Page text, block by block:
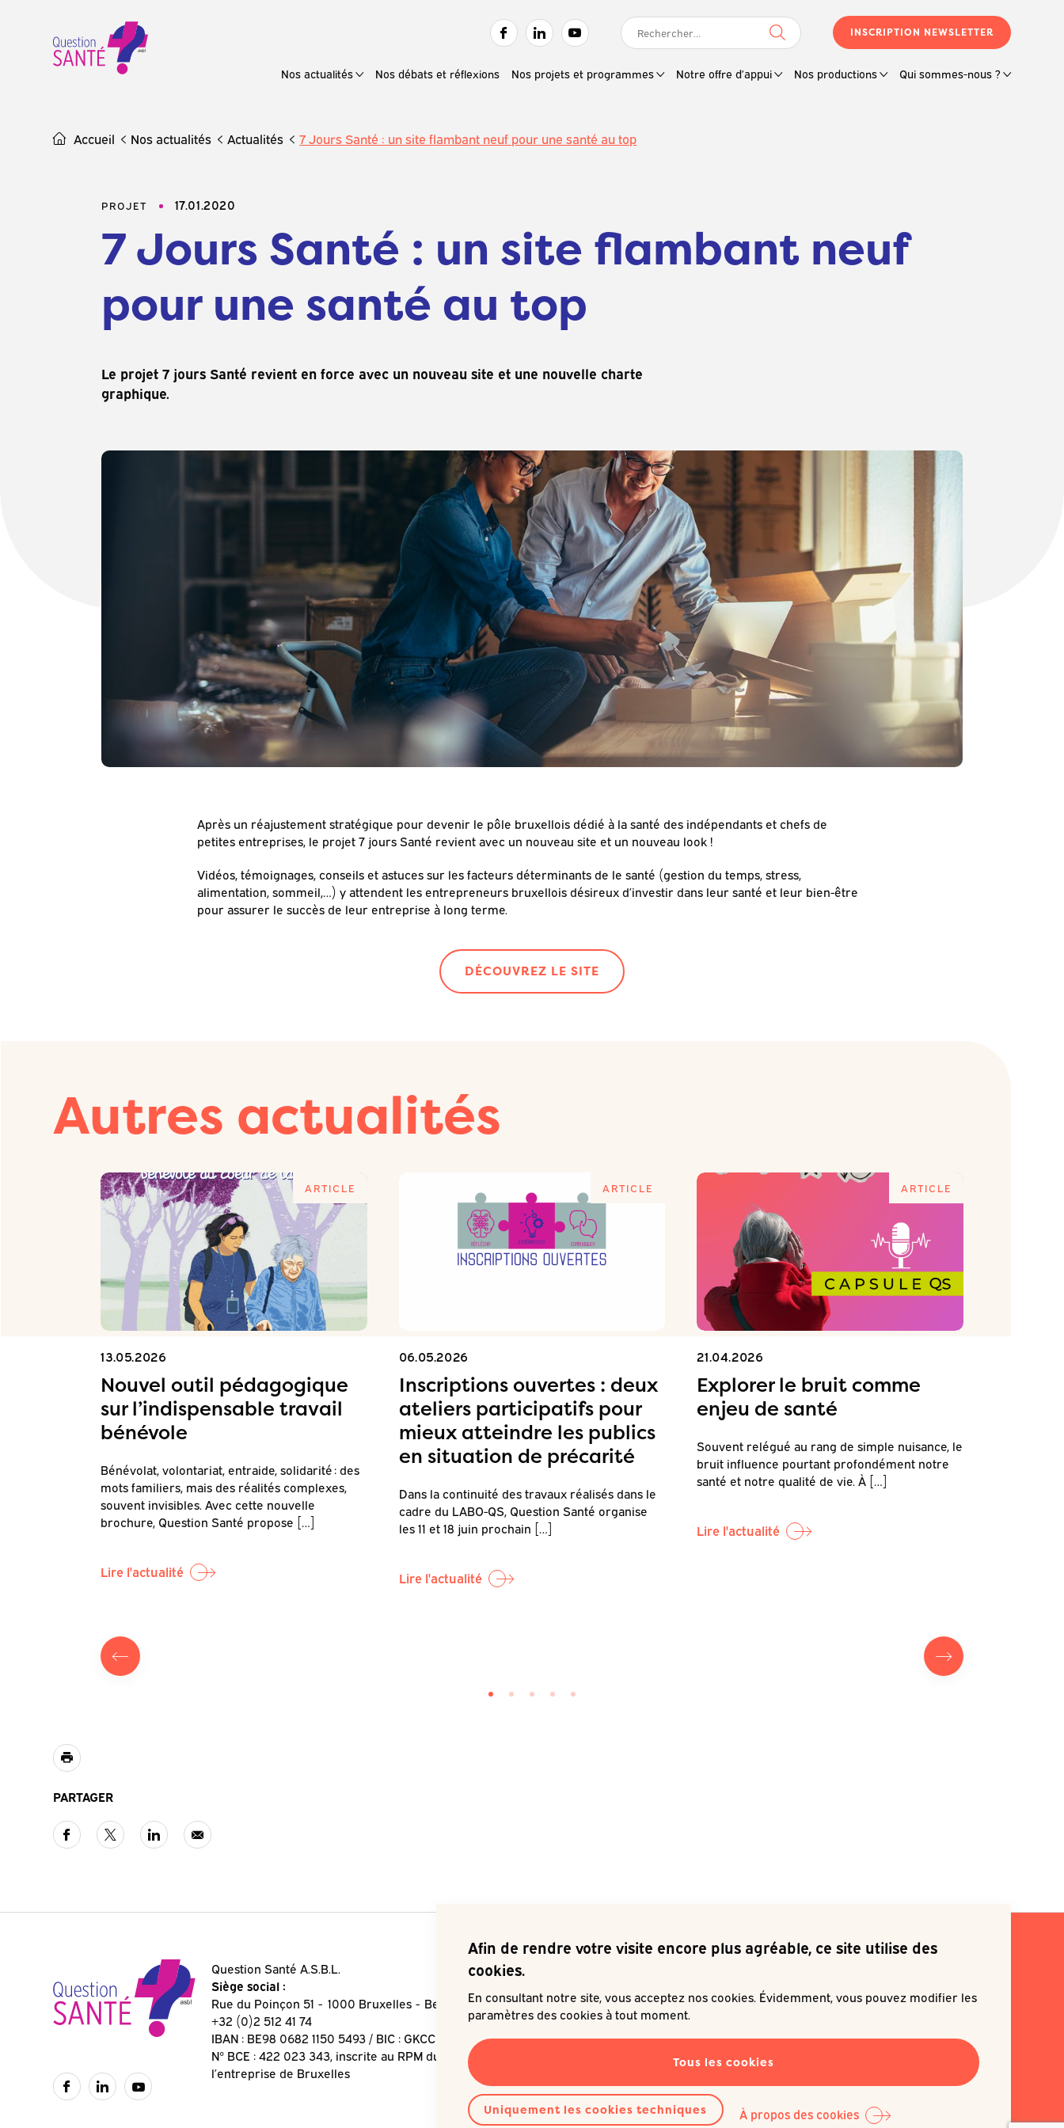
RECHERCHER :
INSCRIPTION NEWSLETTER
Nos actualités Nos débats et réflexions Nos projets et programmes Notre offre d’appui Nos productions Qui sommes-nous ?
Accueil Nos actualités Actualités 7 Jours Santé : un site flambant neuf pour une santé au top
PROJET 17.01.2020
7 Jours Santé : un site flambant neuf
pour une santé au top
Le projet 7 jours Santé revient en force avec un nouveau site et une nouvelle charte
graphique.
Après un réajustement stratégique pour devenir le pôle bruxellois dédié à la santé des indépendants et chefs de
petites entreprises, le projet 7 jours Santé revient avec un nouveau site et un nouveau look !
Vidéos, témoignages, conseils et astuces sur les facteurs déterminants de le santé (gestion du temps, stress,
alimentation, sommeil,…) y attendent les entrepreneurs bruxellois désireux d’investir dans leur santé et leur bien-être
pour assurer le succès de leur entreprise à long terme.
DÉCOUVREZ LE SITE
Autres actualités
ARTICLE
13.05.2026
Nouvel outil pédagogique
sur l’indispensable travail
bénévole
Bénévolat, volontariat, entraide, solidarité : des
mots familiers, mais des réalités complexes,
souvent invisibles. Avec cette nouvelle
brochure, Question Santé propose […]
Lire l'actualité
ARTICLE
06.05.2026
Inscriptions ouvertes : deux
ateliers participatifs pour
mieux atteindre les publics
en situation de précarité
Dans la continuité des travaux réalisés dans le
cadre du LABO-QS, Question Santé organise
les 11 et 18 juin prochain […]
Lire l'actualité
ARTICLE
21.04.2026
Explorer le bruit comme
enjeu de santé
Souvent relégué au rang de simple nuisance, le
bruit influence pourtant profondément notre
santé et notre qualité de vie. À […]
Lire l'actualité
PARTAGER
Question Santé A.S.B.L.
Siège social :
Rue du Poinçon 51
1000 Bruxelles
Belgique
+32 (0)2 512 41 74
IBAN : BE98 0682 1150 5493 / BIC : GKCCBEBB
N° BCE : 422 023 343, inscrite au RPM du Tribunal de
l’entreprise de Bruxelles
Je souhaite m'inscrire à une newsletter
Afin de rendre votre visite encore plus agréable, ce site utilise des
cookies.
En consultant notre site, vous acceptez nos cookies. Évidemment, vous pouvez modifier les
paramètres des cookies à tout moment.
Tous les cookies
Uniquement les cookies techniques À propos des cookies